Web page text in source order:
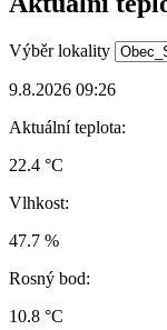
Výběr lokality
9.8.2026 09:26
Aktuální teplota:
22.4 °C
Vlhkost:
47.7 %
Rosný bod:
10.8 °C